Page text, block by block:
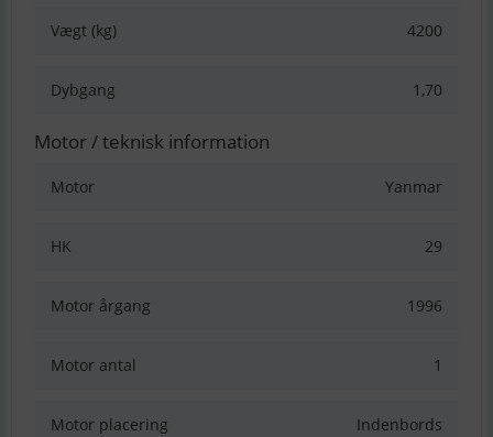
Vægt (kg) 4200
Dybgang 1,70
Motor / teknisk information
Motor Yanmar
HK 29
Motor årgang 1996
Motor antal 1
Motor placering Indenbords